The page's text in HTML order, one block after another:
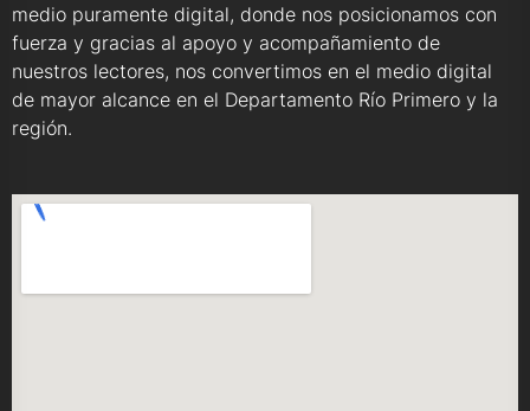
medio puramente digital, donde nos posicionamos con
fuerza y gracias al apoyo y acompañamiento de
nuestros lectores, nos convertimos en el medio digital
de mayor alcance en el Departamento Río Primero y la
región.